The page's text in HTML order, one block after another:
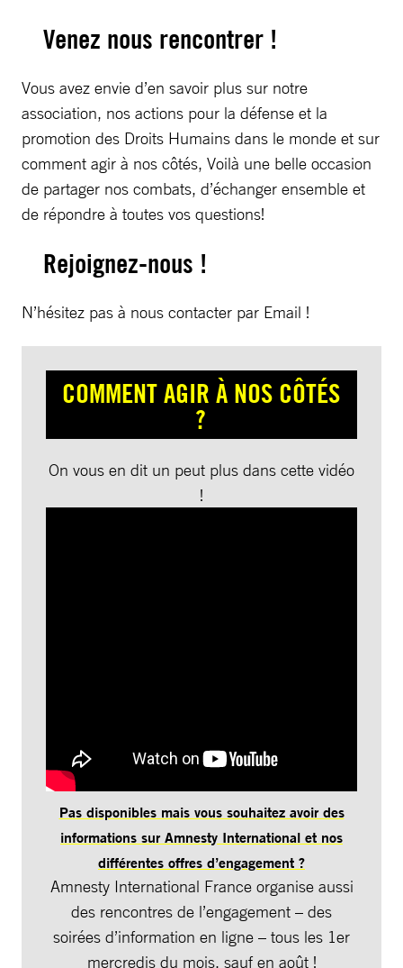
Venez nous rencontrer !
Vous avez envie d’en savoir plus sur notre
association, nos actions pour la défense et la
promotion des Droits Humains dans le monde et sur
comment agir à nos côtés, Voilà une belle occasion
de partager nos combats, d’échanger ensemble et
de répondre à toutes vos questions!
Rejoignez-nous !
N’hésitez pas à nous contacter par Email !
COMMENT AGIR À NOS CÔTÉS
?
On vous en dit un peut plus dans cette vidéo
!
Pas disponibles mais vous souhaitez avoir des
informations sur Amnesty International et nos
différentes offres d’engagement ?
Amnesty International France organise aussi
des rencontres de l’engagement – des
soirées d’information en ligne – tous les 1er
mercredis du mois, sauf en août !